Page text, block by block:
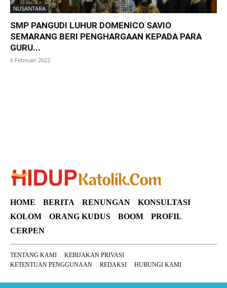
NUSANTARA
SMP PANGUDI LUHUR DOMENICO SAVIO
SEMARANG BERI PENGHARGAAN KEPADA PARA
GURU...
6 Februari 2022
HOME BERITA RENUNGAN
KONSULTASI
KOLOM
ORANG KUDUS BOOM
PROFIL
CERPEN
TENTANG KAMI
KEBIJAKAN PRIVASI
KETENTUAN PENGGUNAAN
REDAKSI HUBUNGI KAMI